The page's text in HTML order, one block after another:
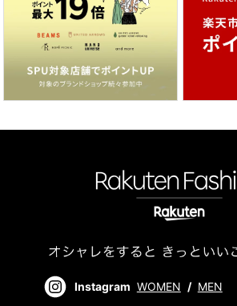
Instagram WOMEN / MEN